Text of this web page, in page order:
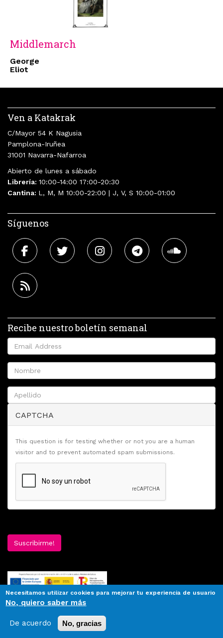
Middlemarch
George
Eliot
Ven a Katakrak
C/Mayor 54 K Nagusia
Pamplona-Iruñea
31001 Navarra-Nafarroa
Abierto de lunes a sábado
Librería: 10:00-14:00 17:00-20:30
Cantina: L, M, M 10:00-22:00 | J, V, S 10:00-01:00
Síguenos
Recibe nuestro boletín semanal
CAPTCHA
This question is for testing whether or not you are a human
visitor and to prevent automated spam submissions.
Suscribirme!
Necesitamos utilizar cookies para mejorar tu experiencia de usuario
No, quiero saber más
De acuerdo No, gracias